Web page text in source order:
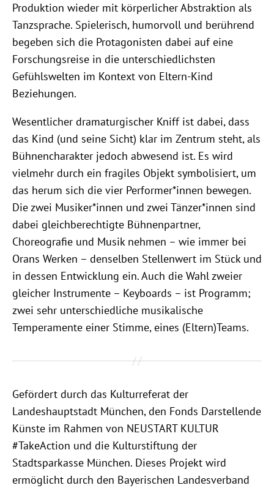
Produktion wieder mit körperlicher Abstraktion als
Tanzsprache. Spielerisch, humorvoll und berührend
begeben sich die Protagonisten dabei auf eine
Forschungsreise in die unterschiedlichsten
Gefühlswelten im Kontext von Eltern-Kind
Beziehungen.
Wesentlicher dramaturgischer Kniff ist dabei, dass
das Kind (und seine Sicht) klar im Zentrum steht, als
Bühnencharakter jedoch abwesend ist. Es wird
vielmehr durch ein fragiles Objekt symbolisiert, um
das herum sich die vier Performer*innen bewegen.
Die zwei Musiker*innen und zwei Tänzer*innen sind
dabei gleichberechtigte Bühnenpartner,
Choreografie und Musik nehmen – wie immer bei
Orans Werken – denselben Stellenwert im Stück und
in dessen Entwicklung ein. Auch die Wahl zweier
gleicher Instrumente – Keyboards – ist Programm;
zwei sehr unterschiedliche musikalische
Temperamente einer Stimme, eines (Eltern)Teams.
Gefördert durch das Kulturreferat der
Landeshauptstadt München, den Fonds Darstellende
Künste im Rahmen von NEUSTART KULTUR
#TakeAction und die Kulturstiftung der
Stadtsparkasse München. Dieses Projekt wird
ermöglicht durch den Bayerischen Landesverband